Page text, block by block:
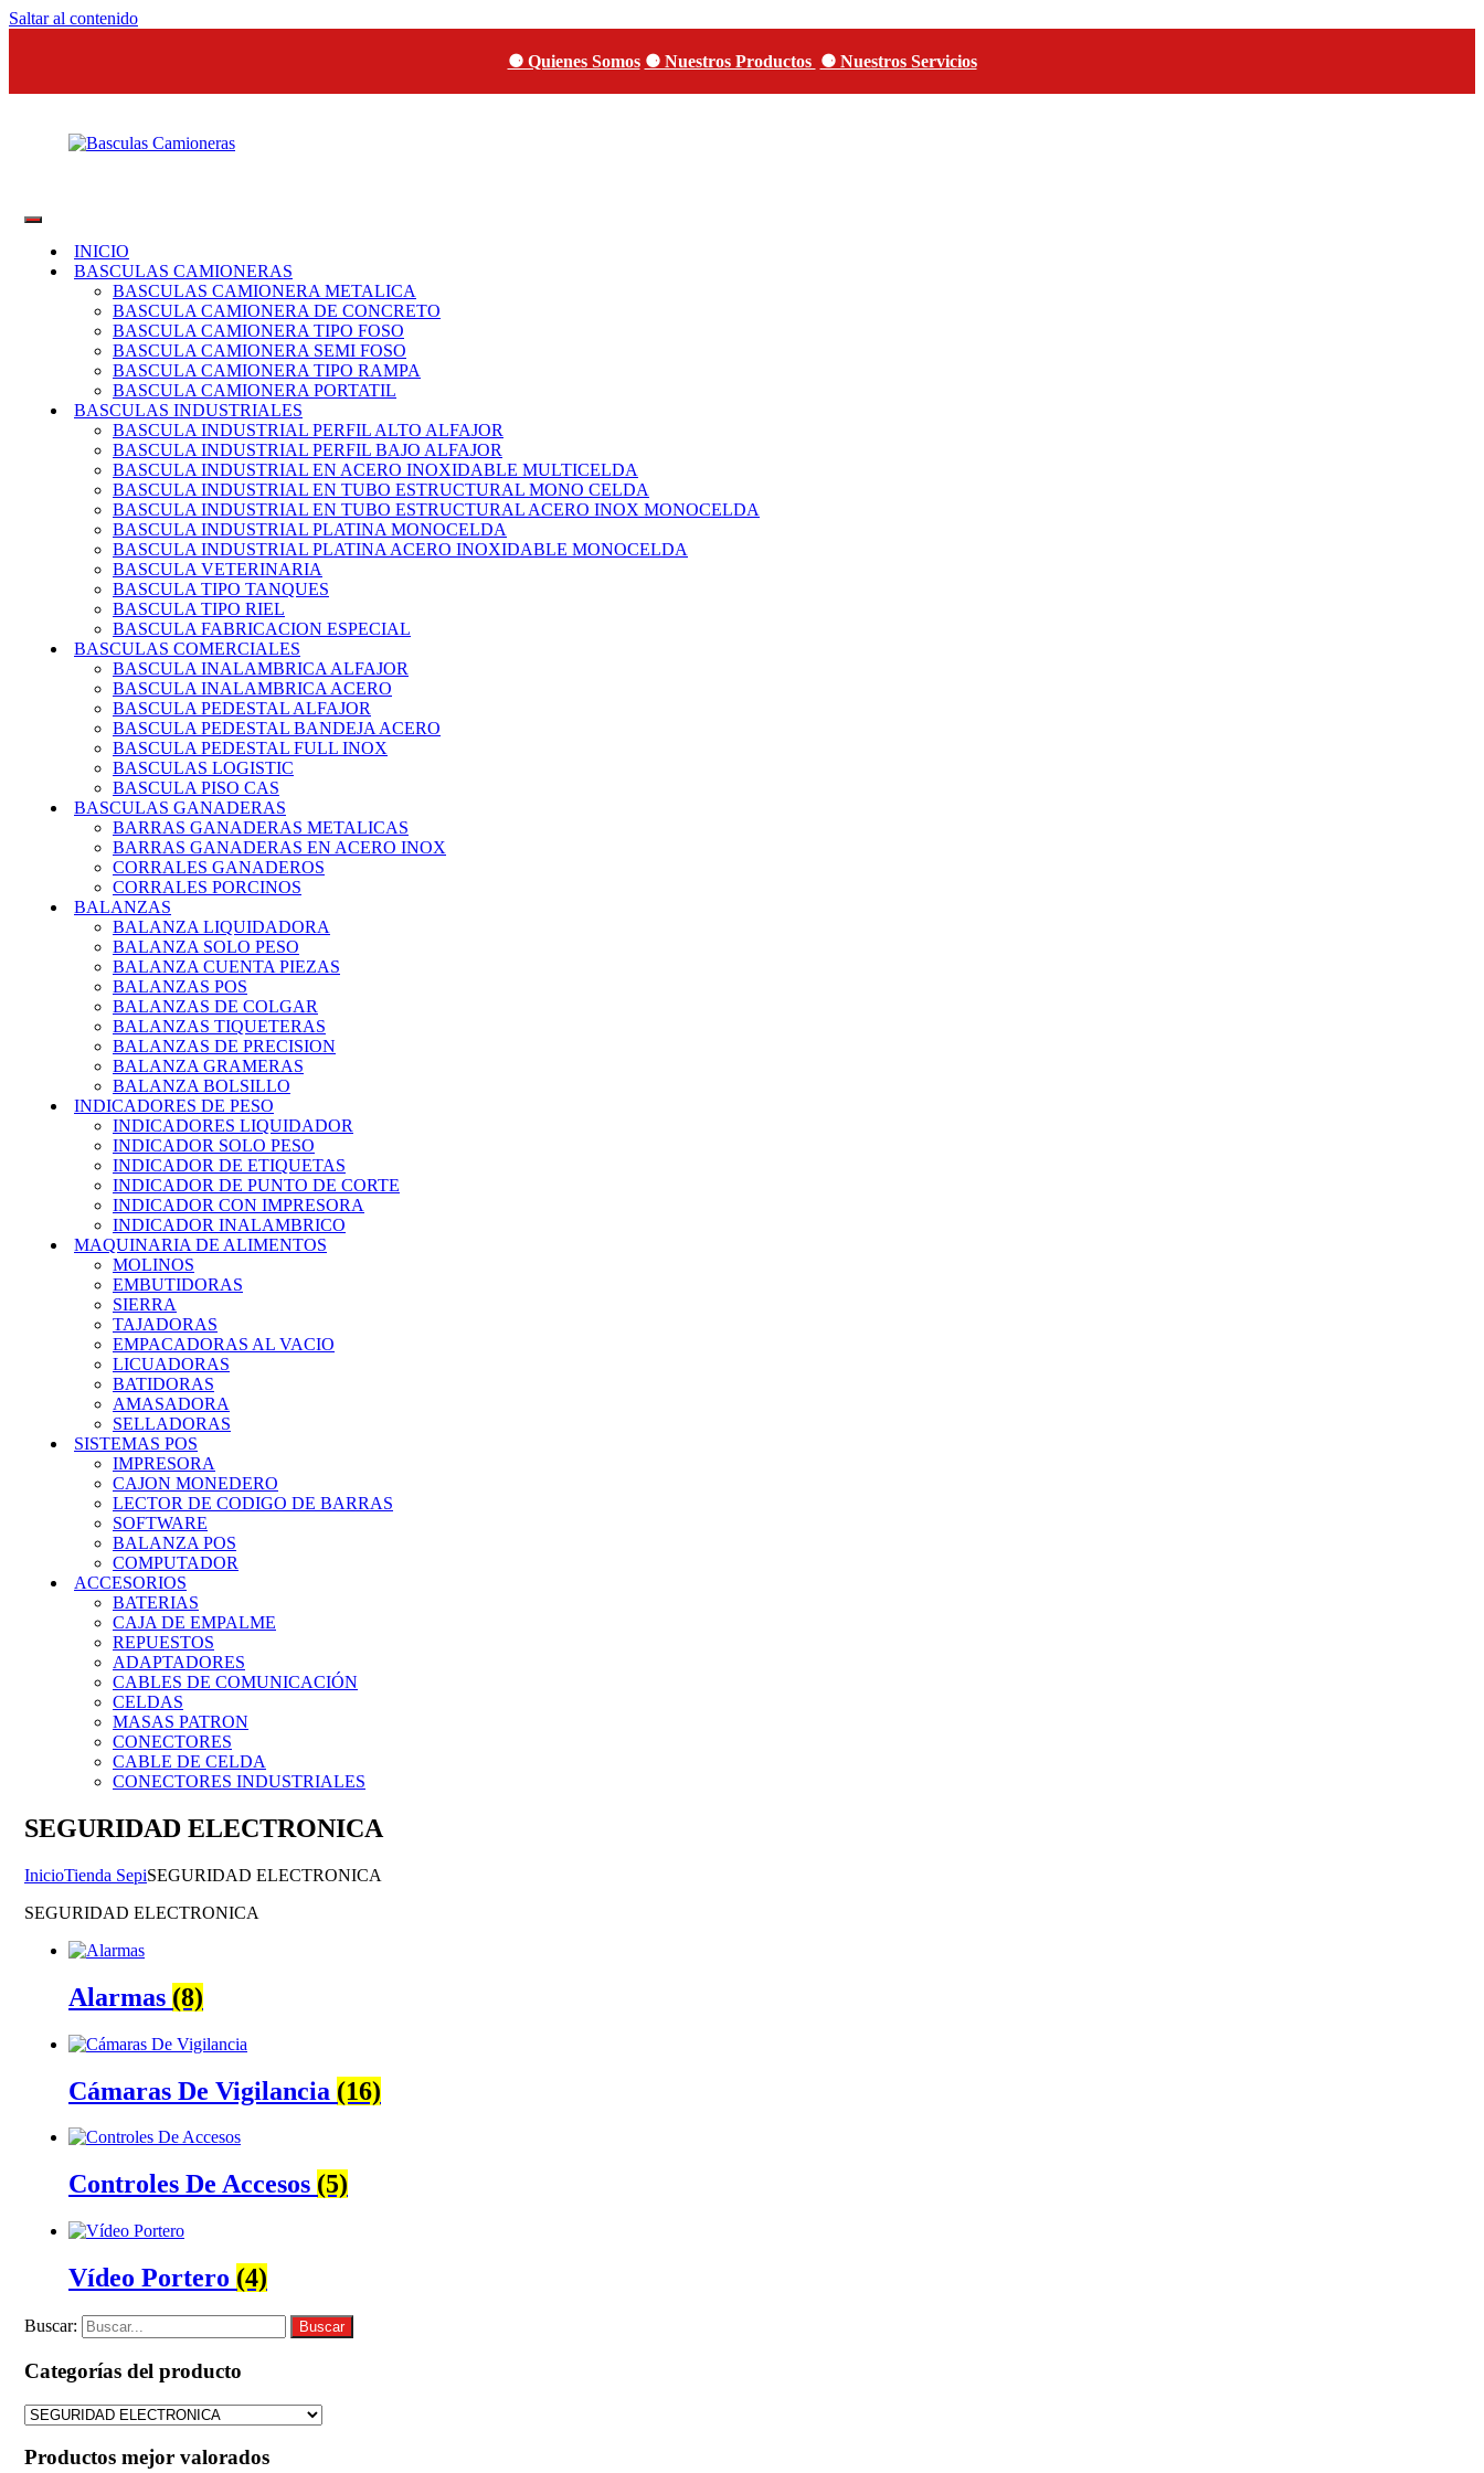
Saltar al contenido
⚈ Quienes Somos ⚈ Nuestros Productos ⚈ Nuestros Servicios
Camioneras
Sistemas
Eléctricos
INICIO
BASCULAS CAMIONERAS
BASCULAS CAMIONERA METALICA
BASCULA CAMIONERA DE CONCRETO
BASCULA CAMIONERA TIPO FOSO
BASCULA CAMIONERA SEMI FOSO
BASCULA CAMIONERA TIPO RAMPA
BASCULA CAMIONERA PORTATIL
BASCULAS INDUSTRIALES
BASCULA INDUSTRIAL PERFIL ALTO ALFAJOR
BASCULA INDUSTRIAL PERFIL BAJO ALFAJOR
BASCULA INDUSTRIAL EN ACERO INOXIDABLE MULTICELDA
BASCULA INDUSTRIAL EN TUBO ESTRUCTURAL MONO CELDA
BASCULA INDUSTRIAL EN TUBO ESTRUCTURAL ACERO INOX MONOCELDA
BASCULA INDUSTRIAL PLATINA MONOCELDA
BASCULA INDUSTRIAL PLATINA ACERO INOXIDABLE MONOCELDA
BASCULA VETERINARIA
BASCULA TIPO TANQUES
BASCULA TIPO RIEL
BASCULA FABRICACION ESPECIAL
BASCULAS COMERCIALES
BASCULA INALAMBRICA ALFAJOR
BASCULA INALAMBRICA ACERO
BASCULA PEDESTAL ALFAJOR
BASCULA PEDESTAL BANDEJA ACERO
BASCULA PEDESTAL FULL INOX
BASCULAS LOGISTIC
BASCULA PISO CAS
BASCULAS GANADERAS
BARRAS GANADERAS METALICAS
BARRAS GANADERAS EN ACERO INOX
CORRALES GANADEROS
CORRALES PORCINOS
BALANZAS
BALANZA LIQUIDADORA
BALANZA SOLO PESO
BALANZA CUENTA PIEZAS
BALANZAS POS
BALANZAS DE COLGAR
BALANZAS TIQUETERAS
BALANZAS DE PRECISION
BALANZA GRAMERAS
BALANZA BOLSILLO
INDICADORES DE PESO
INDICADORES LIQUIDADOR
INDICADOR SOLO PESO
INDICADOR DE ETIQUETAS
INDICADOR DE PUNTO DE CORTE
INDICADOR CON IMPRESORA
INDICADOR INALAMBRICO
MAQUINARIA DE ALIMENTOS
MOLINOS
EMBUTIDORAS
SIERRA
TAJADORAS
EMPACADORAS AL VACIO
LICUADORAS
BATIDORAS
AMASADORA
SELLADORAS
SISTEMAS POS
IMPRESORA
CAJON MONEDERO
LECTOR DE CODIGO DE BARRAS
SOFTWARE
BALANZA POS
COMPUTADOR
ACCESORIOS
BATERIAS
CAJA DE EMPALME
REPUESTOS
ADAPTADORES
CABLES DE COMUNICACIÓN
CELDAS
MASAS PATRON
CONECTORES
CABLE DE CELDA
CONECTORES INDUSTRIALES
SEGURIDAD ELECTRONICA
InicioTienda SepiSEGURIDAD ELECTRONICA
SEGURIDAD ELECTRONICA
Alarmas (8)
Cámaras De Vigilancia (16)
Controles De Accesos (5)
Vídeo Portero (4)
Buscar: Buscar
Categorías del producto
Productos mejor valorados